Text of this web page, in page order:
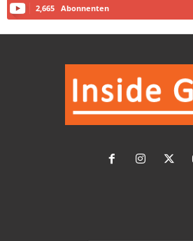
2,665 Abonnenten